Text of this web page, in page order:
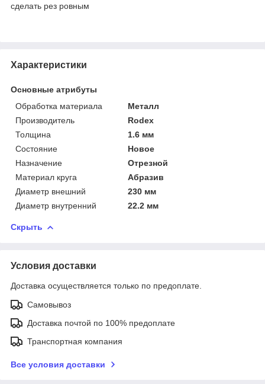
сделать рез ровным
Характеристики
Основные атрибуты
Обработка материала
Металл
Производитель
Rodex
Толщина
1.6 мм
Состояние
Новое
Назначение
Отрезной
Материал круга
Абразив
Диаметр внешний
230 мм
Диаметр внутренний
22.2 мм
Скрыть
Условия доставки
Доставка осуществляется только по предоплате.
Самовывоз
Доставка почтой по 100% предоплате
Транспортная компания
Все условия доставки